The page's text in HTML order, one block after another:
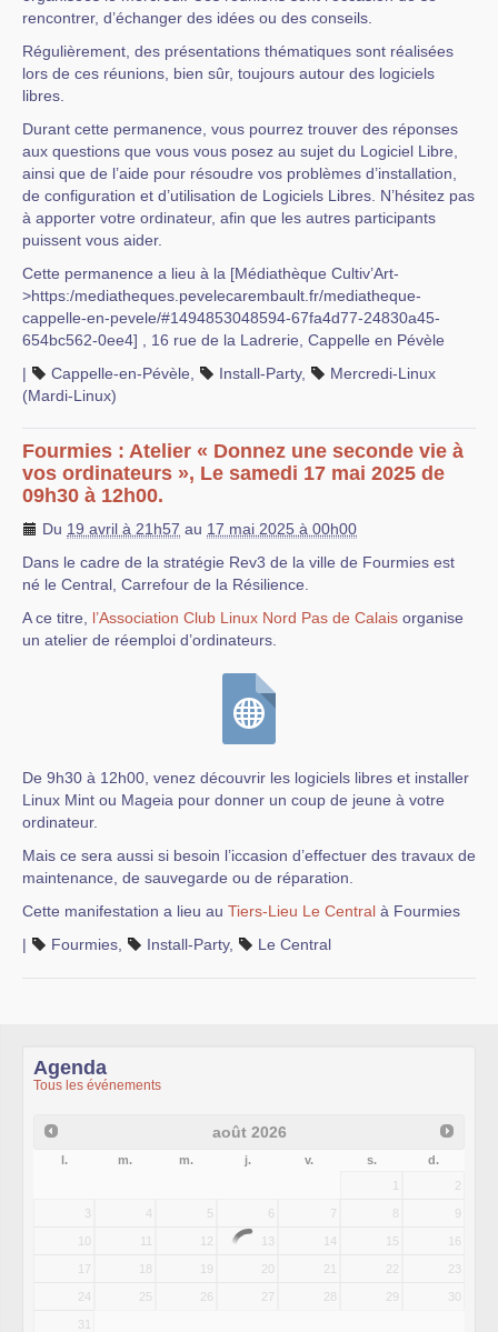
rencontrer, d’échanger des idées ou des conseils.
Régulièrement, des présentations thématiques sont réalisées
lors de ces réunions, bien sûr, toujours autour des logiciels
libres.
Durant cette permanence, vous pourrez trouver des réponses
aux questions que vous vous posez au sujet du Logiciel Libre,
ainsi que de l’aide pour résoudre vos problèmes d’installation,
de configuration et d’utilisation de Logiciels Libres. N’hésitez pas
à apporter votre ordinateur, afin que les autres participants
puissent vous aider.
Cette permanence a lieu à la [Médiathèque Cultiv’Art-
>https:/mediatheques.pevelecarembault.fr/mediatheque-
cappelle-en-pevele/#1494853048594-67fa4d77-24830a45-
654bc562-0ee4] , 16 rue de la Ladrerie, Cappelle en Pévèle
|
Cappelle-en-Pévèle Install-Party,
Mercredi-Linux
(Mardi-Linux)
Fourmies : Atelier « Donnez une seconde vie à
vos ordinateurs », Le samedi 17 mai 2025 de
09h30 à 12h00.
Du 19 avril à 21h57 au 17 mai 2025 à 00h00
Dans le cadre de la stratégie Rev3 de la ville de Fourmies est
né le Central, Carrefour de la Résilience.
A ce titre, l’Association Club Linux Nord Pas de Calais organise
un atelier de réemploi d’ordinateurs.
De 9h30 à 12h00, venez découvrir les logiciels libres et installer
Linux Mint ou Mageia pour donner un coup de jeune à votre
ordinateur.
Mais ce sera aussi si besoin l’iccasion d’effectuer des travaux de
maintenance, de sauvegarde ou de réparation.
Cette manifestation a lieu au Tiers-Lieu Le Central à Fourmies
|
Fourmies Install-Party, Le Central
Agenda
Tous les événements
août 2026
l. m. m. j. v. s.
d.
1
2
3 4 5 6 7 8 9
10 11 12 13 14 15 16
17 18 19 20 21 22 23
24 25 26 27 28 29 30
31